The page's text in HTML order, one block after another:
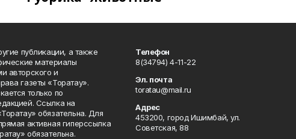
публикации, а также
материалы
авторского и
газеты «Торатау».
только по
Ссылка на
обязательна. Для
активная гиперссылка
обязательна.
Телефон
8(34794) 4-11-22
Эл. почта
toratau@mail.ru
Адрес
453200, город Ишимбай, ул.
Советская, 88